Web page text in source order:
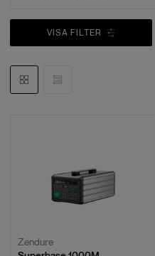
VISA FILTER
Zendure